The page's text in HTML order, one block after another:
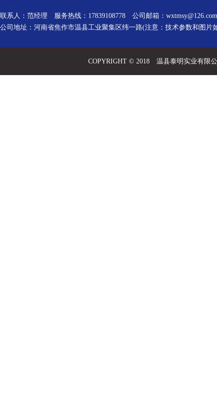
联系人：范经理 服务热线：17839108778 公司邮箱： wxtmsy@126.com
公司地址：河南省焦作市温县工业聚集区纬一路(注意：技术参数和图片
COPYRIGHT © 2018 温县泰明实业有限